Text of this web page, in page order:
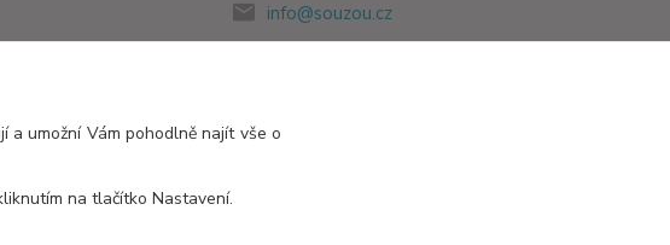
info@souzou.cz
a umožní Vám pohodlně najít vše o
na tlačítko Nastavení.